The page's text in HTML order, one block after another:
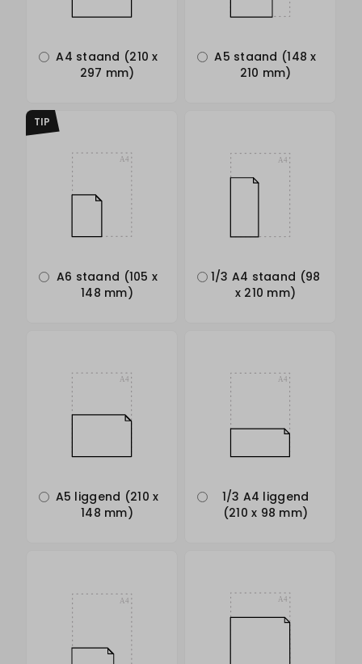
A4 staand (210 x
297 mm)
A5 staand (148 x
210 mm)
TIP
A6 staand (105 x
148 mm)
1/3 A4 staand (98
x 210 mm)
A5 liggend (210 x
148 mm)
1/3 A4 liggend
(210 x 98 mm)